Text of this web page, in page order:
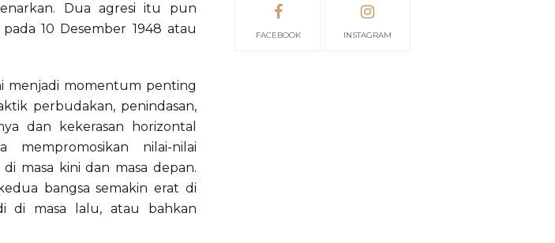
Dua agresi itu pun
10 Desember 1948 atau
menjadi momentum penting
perbudakan, penindasan,
dan kekerasan horizontal
mempromosikan nilai-nilai
masa kini dan masa depan.
bangsa semakin erat di
di masa lalu, atau bahkan
FACEBOOK INSTAGRAM